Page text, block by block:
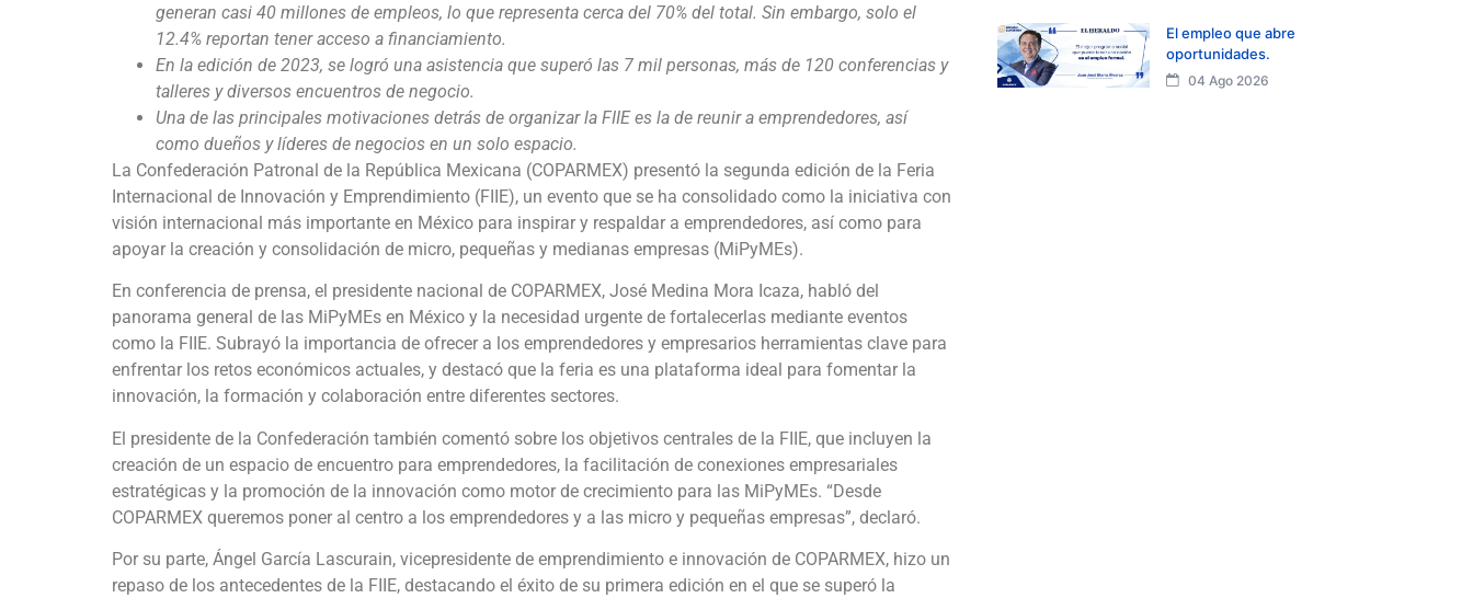
generan casi 40 millones de empleos, lo que representa cerca del 70% del total. Sin embargo, solo el
12.4% reportan tener acceso a financiamiento.
En la edición de 2023, se logró una asistencia que superó las 7 mil personas, más de 120 conferencias y
talleres y diversos encuentros de negocio.
Una de las principales motivaciones detrás de organizar la FIIE es la de reunir a emprendedores, así
como dueños y líderes de negocios en un solo espacio.
La Confederación Patronal de la República Mexicana (COPARMEX) presentó la segunda edición de la Feria
Internacional de Innovación y Emprendimiento (FIIE), un evento que se ha consolidado como la iniciativa con
visión internacional más importante en México para inspirar y respaldar a emprendedores, así como para
apoyar la creación y consolidación de micro, pequeñas y medianas empresas (MiPyMEs).
En conferencia de prensa, el presidente nacional de COPARMEX, José Medina Mora Icaza, habló del
panorama general de las MiPyMEs en México y la necesidad urgente de fortalecerlas mediante eventos
como la FIIE. Subrayó la importancia de ofrecer a los emprendedores y empresarios herramientas clave para
enfrentar los retos económicos actuales, y destacó que la feria es una plataforma ideal para fomentar la
innovación, la formación y colaboración entre diferentes sectores.
El presidente de la Confederación también comentó sobre los objetivos centrales de la FIIE, que incluyen la
creación de un espacio de encuentro para emprendedores, la facilitación de conexiones empresariales
estratégicas y la promoción de la innovación como motor de crecimiento para las MiPyMEs. “Desde
COPARMEX queremos poner al centro a los emprendedores y a las micro y pequeñas empresas”, declaró.
Por su parte, Ángel García Lascurain, vicepresidente de emprendimiento e innovación de COPARMEX, hizo un
repaso de los antecedentes de la FIIE, destacando el éxito de su primera edición en el que se superó la
El empleo que abre
oportunidades.
04 Ago 2026